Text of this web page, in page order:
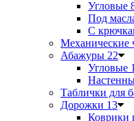
Угловые
Под
С
Механические
Абажуры 22
Угловые
Таблички для
Дорожки 13
Коврики